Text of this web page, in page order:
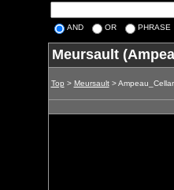
AND OR PHRASE
Meursault
Top > Meursault>